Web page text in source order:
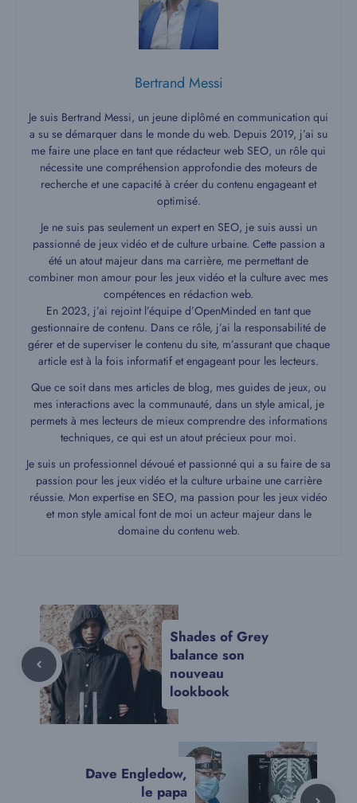
Bertrand Messi
Je suis Bertrand Messi, un jeune diplômé en communication qui
a su se démarquer dans le monde du web. Depuis 2019, j’ai su
me faire une place en tant que rédacteur web SEO, un rôle qui
nécessite une compréhension approfondie des moteurs de
recherche et une capacité à créer du contenu engageant et
optimisé.
Je ne suis pas seulement un expert en SEO, je suis aussi un
passionné de jeux vidéo et de culture urbaine. Cette passion a
été un atout majeur dans ma carrière, me permettant de
combiner mon amour pour les jeux vidéo et la culture avec mes
compétences en rédaction web.
En 2023, j’ai rejoint l’équipe d’OpenMinded en tant que
gestionnaire de contenu. Dans ce rôle, j’ai la responsabilité de
gérer et de superviser le contenu du site, m’assurant que chaque
article est à la fois informatif et engageant pour les lecteurs.
Que ce soit dans mes articles de blog, mes guides de jeux, ou
mes interactions avec la communauté, dans un style amical, je
permets à mes lecteurs de mieux comprendre des informations
techniques, ce qui est un atout précieux pour moi.
Je suis un professionnel dévoué et passionné qui a su faire de sa
passion pour les jeux vidéo et la culture urbaine une carrière
réussie. Mon expertise en SEO, ma passion pour les jeux vidéo
et mon style amical font de moi un acteur majeur dans le
domaine du contenu web.
Shades of Grey
balance son
nouveau
lookbook
Dave Engledow,
le papa